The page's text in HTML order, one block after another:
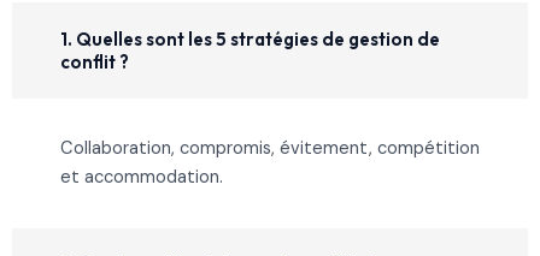
1. Quelles sont les 5 stratégies de gestion de
conflit ?
Collaboration, compromis, évitement, compétition
et accommodation.